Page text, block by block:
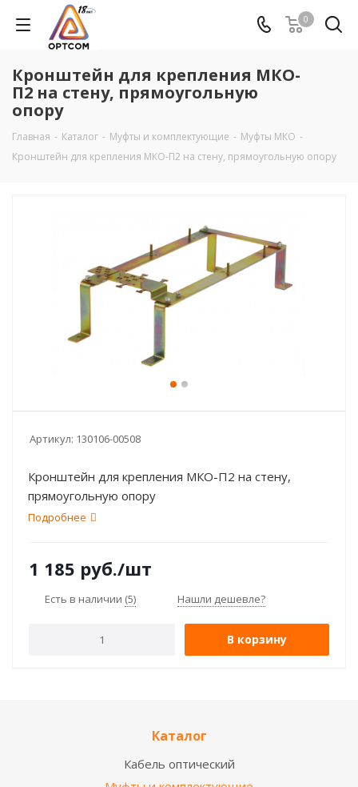
0
Кронштейн для крепления МКО-
П2 на стену, прямоугольную
опору
Главная - Каталог - Муфты и комплектующие - Муфты МКО -
Кронштейн для крепления МКО-П2 на стену, прямоугольную опору
Артикул: 130106-00508
Кронштейн для крепления МКО-П2 на стену,
прямоугольную опору
Подробнее
1 185 руб./шт
Есть в наличии (5) Нашли дешевле?
В корзину
Каталог
Кабель оптический